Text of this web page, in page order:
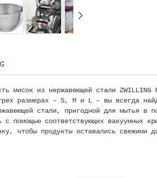
мисок из нержавеющей стали ZWILLING
размерах – S, M и L – вы всегда
стали, пригодной для мытья в
помощью соответствующих вакуумных
чтобы продукты оставались свежими